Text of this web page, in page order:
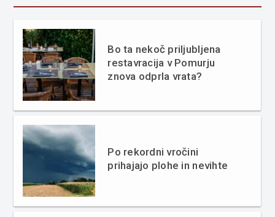
Bo ta nekoč priljubljena
restavracija v Pomurju
znova odprla vrata?
Po rekordni vročini
prihajajo plohe in nevihte